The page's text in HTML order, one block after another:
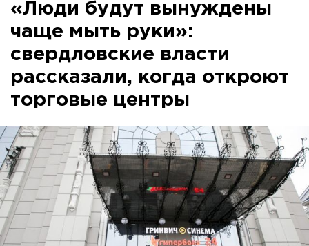
«Люди будут вынуждены
чаще мыть руки»:
свердловские власти
рассказали, когда откроют
торговые центры